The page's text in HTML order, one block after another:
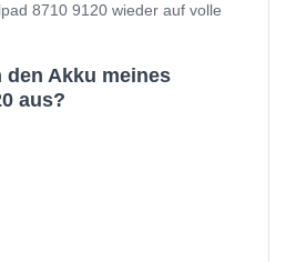
8710 9120 wieder auf volle
den Akku meines
aus?